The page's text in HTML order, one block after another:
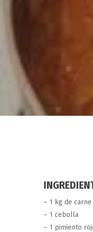
– 1 kg de
– 1 cebolla
– 1 pimiento